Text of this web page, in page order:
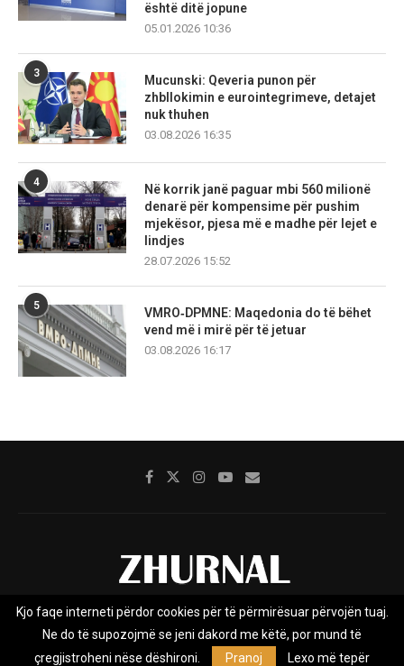
është ditë jopune
05.01.2026 10:36
3
Mucunski: Qeveria punon për
zhbllokimin e eurointegrimeve, detajet
nuk thuhen
03.08.2026 16:35
4
Në korrik janë paguar mbi 560 milionë
denarë për kompensime për pushim
mjekësor, pjesa më e madhe për lejet e
lindjes
28.07.2026 15:52
5
VMRO‑DPMNE: Maqedonia do të bëhet
vend më i mirë për të jetuar
03.08.2026 16:17
Rreth nesh Impresumi Marketing
Privacy Policy
Kjo faqe interneti përdor cookies për të përmirësuar përvojën tuaj.
Ne do të supozojmë se jeni dakord me këtë, por mund të
çregjistroheni nëse dëshironi.
Pranoj Lexo më tepër